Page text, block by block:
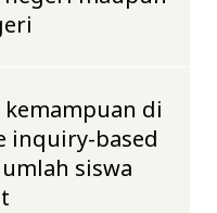
di
inquiry-based
siswa